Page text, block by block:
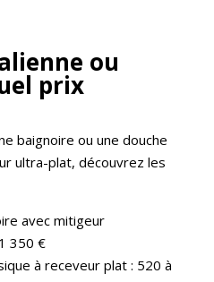
ou
prix
baignoire ou une douche
ultra-plat, découvrez les
avec mitigeur
350 €
à receveur plat : 520 à